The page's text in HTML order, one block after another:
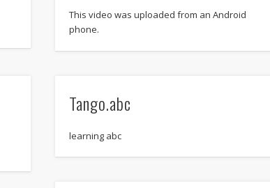
This video was uploaded from an Android
phone.
Tango.abc
learning abc